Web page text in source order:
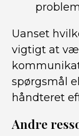
Uanset
vigtigt at
spørgsmål
håndteret
Andre